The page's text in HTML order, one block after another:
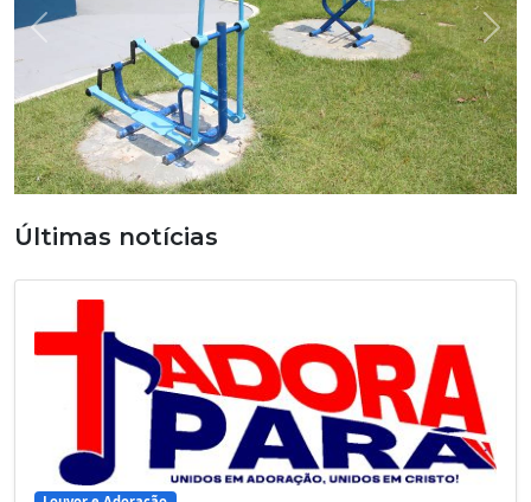
Previous
Últimas notícias